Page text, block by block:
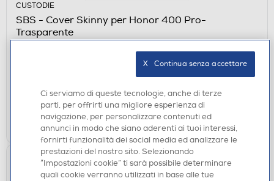
CUSTODIE
SBS - Cover Skinny per Honor 400 Pro-
Trasparente
Ritiro in negozio in 30' gratuito:verifica
AGGIUNGI
Ci serviamo di queste tecnologie, anche di terze
parti, per offrirti una migliore esperienza di
navigazione, per personalizzare contenuti ed
annunci in modo che siano aderenti ai tuoi interessi,
fornirti funzionalità dei social media ed analizzare le
prestazioni del nostro sito. Selezionando
“Impostazioni cookie” ti sarà possibile determinare
quali cookie verranno utilizzati in base alle tue
X   Continua senza accettare